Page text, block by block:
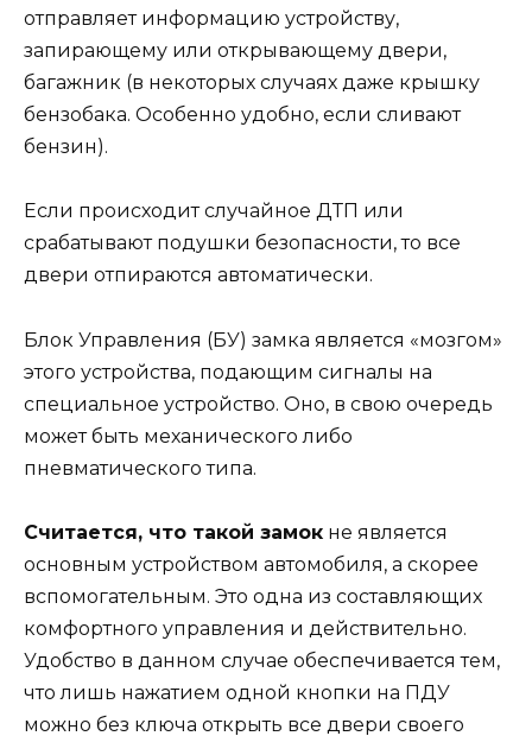
отправляет информацию устройству,
запирающему или открывающему двери,
багажник (в некоторых случаях даже крышку
бензобака. Особенно удобно, если сливают
бензин).
Если происходит случайное ДТП или
срабатывают подушки безопасности, то все
двери отпираются автоматически.
Блок Управления (БУ) замка является «мозгом»
этого устройства, подающим сигналы на
специальное устройство. Оно, в свою очередь
может быть механического либо
пневматического типа.
Считается, что такой замок не является
основным устройством автомобиля, а скорее
вспомогательным. Это одна из составляющих
комфортного управления и действительно.
Удобство в данном случае обеспечивается тем,
что лишь нажатием одной кнопки на ПДУ
можно без ключа открыть все двери своего